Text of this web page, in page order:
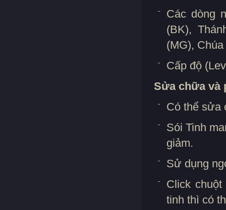
Các dòng
(BK),
(MG),
Cấp độ
Sửa chữa và
Có thể sửa
Sói Tinh
giảm.
Sử dụng
Click
tinh thì có